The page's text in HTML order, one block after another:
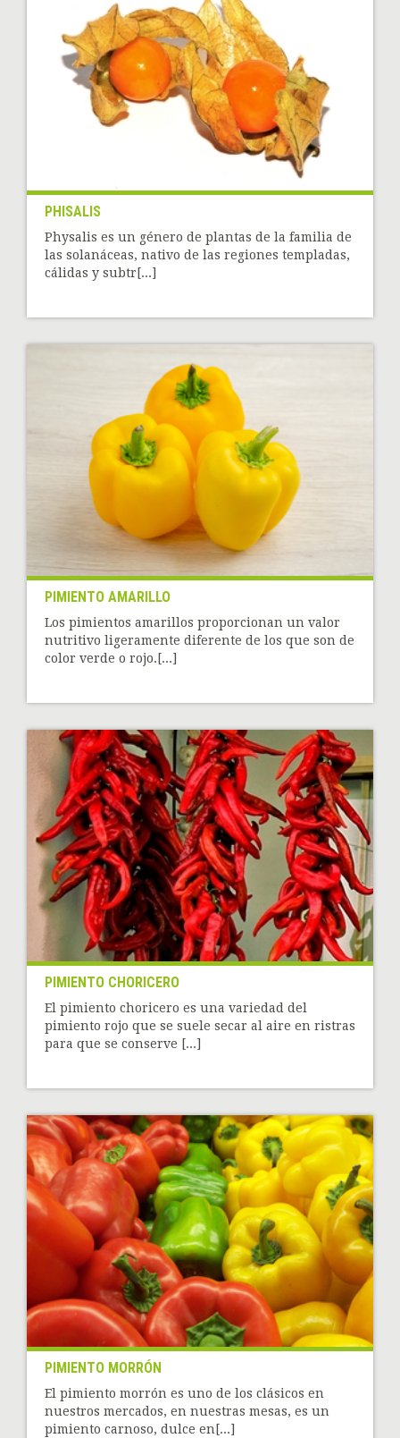
PHISALIS
Physalis es un género de plantas de la familia de
las solanáceas, nativo de las regiones templadas,
cálidas y subtr[...]
PIMIENTO AMARILLO
Los pimientos amarillos proporcionan un valor
nutritivo ligeramente diferente de los que son de
color verde o rojo.[...]
PIMIENTO CHORICERO
El pimiento choricero es una variedad del
pimiento rojo que se suele secar al aire en ristras
para que se conserve [...]
PIMIENTO MORRÓN
El pimiento morrón es uno de los clásicos en
nuestros mercados, en nuestras mesas, es un
pimiento carnoso, dulce en[...]